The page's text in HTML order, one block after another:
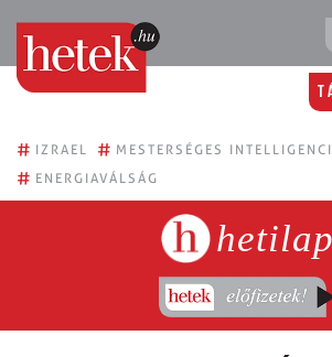
# IZRAEL # MESTERSÉGES
# ENERGIAVÁLSÁG
hetilap